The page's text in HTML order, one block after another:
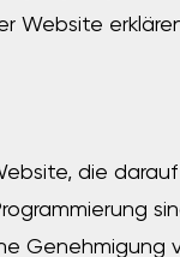
Website
die